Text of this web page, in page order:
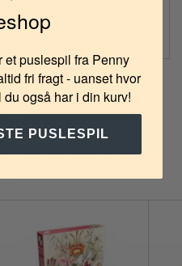
til lyset. De er ikke
Fragt
i din kurv, og få fri fragt til
et puslespil fra Penny
fri fragt - uanset hvor
også har i din kurv!
PUSLESPIL